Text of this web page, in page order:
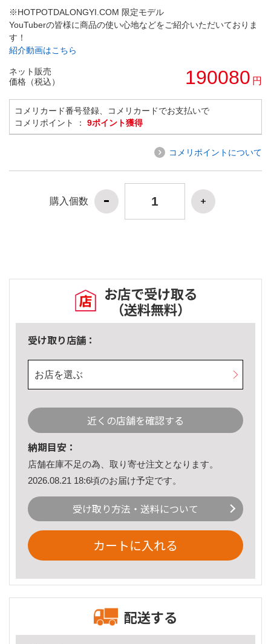
※HOTPOTDALONGYI.COM 限定モデル
YouTuberの皆様に商品の使い心地などをご紹介いただいておりま
す！
紹介動画はこちら
ネット販売
価格（税込）
190080 円
コメリカード番号登録、コメリカードでお支払いで
コメリポイント ： 9ポイント獲得
コメリポイントについて
購入個数
お店で受け取る
（送料無料）
受け取り店舗：
お店を選ぶ
近くの店舗を確認する
納期目安：
店舗在庫不足の為、取り寄せ注文となります。
2026.08.21 18:6頃のお届け予定です。
受け取り方法・送料について
カートに入れる
配送する